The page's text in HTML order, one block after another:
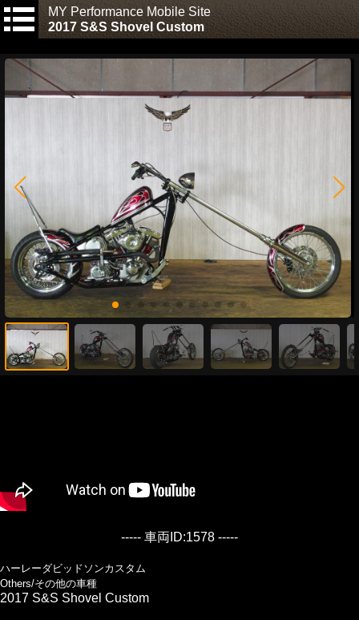
MY Performance Mobile Site
2017 S&S Shovel Custom
----- 車両ID:1578 -----
ハーレーダビッドソンカスタム
Others/その他の車種
2017 S&S Shovel Custom